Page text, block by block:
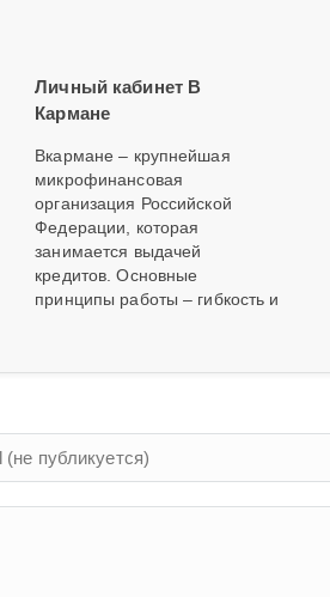
Личный кабинет В
Кармане
Вкармане – крупнейшая
микрофинансовая
организация Российской
Федерации, которая
занимается выдачей
кредитов. Основные
принципы работы – гибкость и